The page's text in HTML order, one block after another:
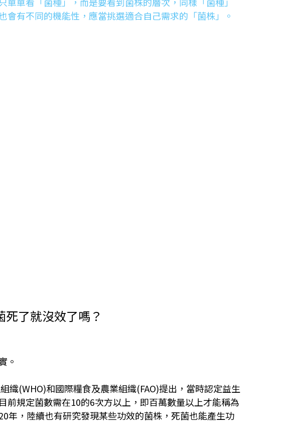
會有不同的機能性，應當挑選適合自己需求的「菌株」。
死了就沒效了嗎？
。
織(WHO)和國際糧食及農業組織(FAO)提出，當時認定益生
前規定菌數需在10的6次方以上，即百萬數量以上才能稱為
年，陸續也有研究發現某些功效的菌株，死菌也能產生功